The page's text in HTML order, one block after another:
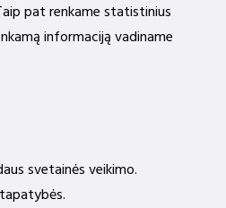
pat renkame statistinius
informaciją vadiname
svetainės veikimo.